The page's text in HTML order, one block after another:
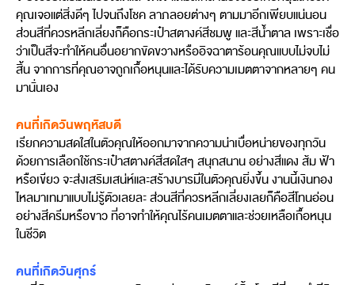
คุณเจอแต่สิ่งดีๆ ไปจนถึงโชค ลาภลอยต่างๆ ตามมาอีกเพียบแน่นอน
ส่วนสีที่ควรหลีกเลี่ยงก็คือกระเป๋าสตางค์สีชมพู และสีน้ำตาล เพราะเชื่อ
ว่าเป็นสีจะทำให้คนอื่นอยากขัดขวางหรืออิจฉาตาร้อนคุณแบบไม่จบไม่
สิ้น จากการที่คุณอาจถูกเกื้อหนุนและได้รับความเมตตาจากหลายๆ คน
มานั่นเอง
คนที่เกิดวันพฤหัสบดี
เรียกความสดใสในตัวคุณให้ออกมาจากความน่าเบื่อหน่ายของทุกวัน
ด้วยการเลือกใช้กระเป๋าสตางค์สีสดใสๆ สนุกสนาน อย่างสีแดง ส้ม ฟ้า
หรือเขียว จะส่งเสริมเสน่ห์และสร้างบารมีในตัวคุณยิ่งขึ้น งานนี้เงินทอง
ไหลมาเทมาแบบไม่รู้ตัวเลยละ ส่วนสีที่ควรหลีกเลี่ยงเลยก็คือสีโทนอ่อน
อย่างสีครีมหรือขาว ที่อาจทำให้คุณไร้คนเมตตาและช่วยเหลือเกื้อหนุน
ในชีวิต
คนที่เกิดวันศุกร์